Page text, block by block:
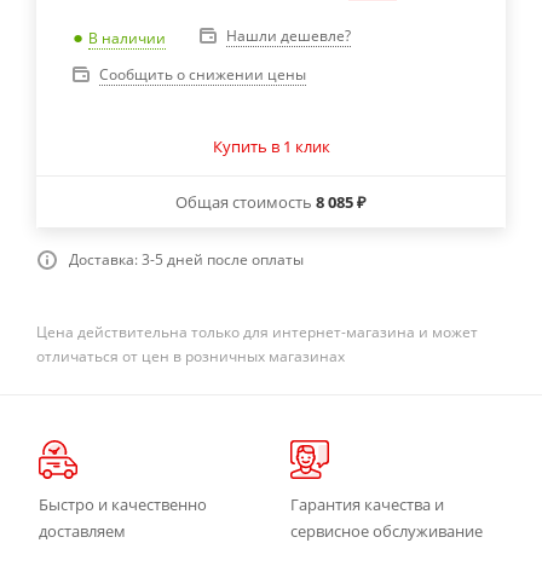
В наличии
Нашли дешевле?
Сообщить о снижении цены
Купить в 1 клик
Общая стоимость 8 085 ₽
Доставка: 3-5 дней после оплаты
Цена действительна только для интернет-магазина и может
отличаться от цен в розничных магазинах
Быстро и качественно
доставляем
Гарантия качества и
сервисное обслуживание